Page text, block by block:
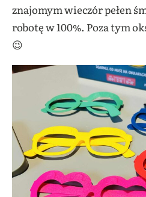
znajomym wieczór pełen
robotę w 100%. Poza tym
😉